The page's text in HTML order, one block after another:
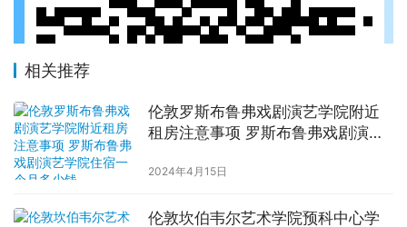
相关推荐
伦敦罗斯布鲁弗戏剧演艺学院附近
租房注意事项 罗斯布鲁弗戏剧演艺
2024年4月15日
伦敦坎伯韦尔艺术学院预科中心学